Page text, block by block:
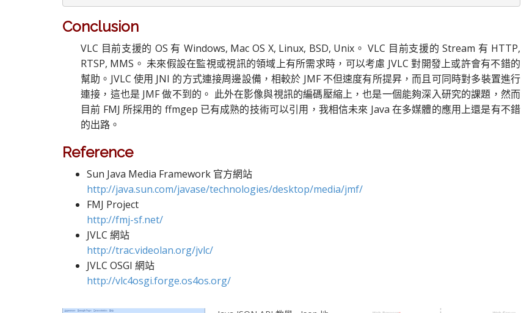
Conclusion
VLC 目前支援的 OS 有 Windows, Mac OS X, Linux, BSD, Unix。 VLC 目前支援的 Stream 有 HTTP,
RTSP, MMS。 未來假設在監視或視訊的領域上有所需求時，可以考慮 JVLC 對開發上或許會有不錯的
幫助。JVLC 使用 JNI 的方式連接周邊設備，相較於 JMF 不但速度有所提昇，而且可同時對多裝置進行
連接，這也是 JMF 做不到的。 此外在影像與視訊的編碼壓縮上，也是一個能夠深入研究的課題，然而
目前 FMJ 所採用的 ffmgep 已有成熟的技術可以引用，我相信未來 Java 在多媒體的應用上還是有不錯
的出路。
Reference
Sun Java Media Framework 官方網站
http://java.sun.com/javase/technologies/desktop/media/jmf/
FMJ Project
http://fmj-sf.net/
JVLC 網站
http://trac.videolan.org/jvlc/
JVLC OSGI 網站
http://vlc4osgi.forge.os4os.org/